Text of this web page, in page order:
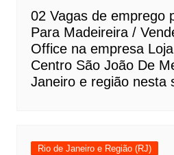
02 Vagas de emprego
Para Madeireira /
Office na empresa
Centro São João De
Janeiro e região nesta
Rio de Janeiro e Região (RJ)